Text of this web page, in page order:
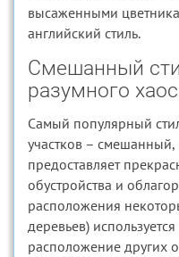
высаженными
английский стиль.
Смешанный
разумного
Самый популярный
участков –
предоставляет
обустройства и
расположения
деревьев)
расположение других